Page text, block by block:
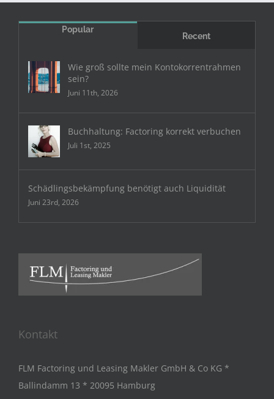
Popular
Recent
Wie groß sollte mein Kontokorrentrahmen
sein?
Juni 11th, 2026
Buchhaltung: Factoring korrekt verbuchen
Juli 1st, 2025
Schädlingsbekämpfung benötigt auch Liquidität
Juni 23rd, 2026
Kontakt
FLM Factoring und Leasing Makler GmbH & Co KG *
Ballindamm 13 * 20095 Hamburg